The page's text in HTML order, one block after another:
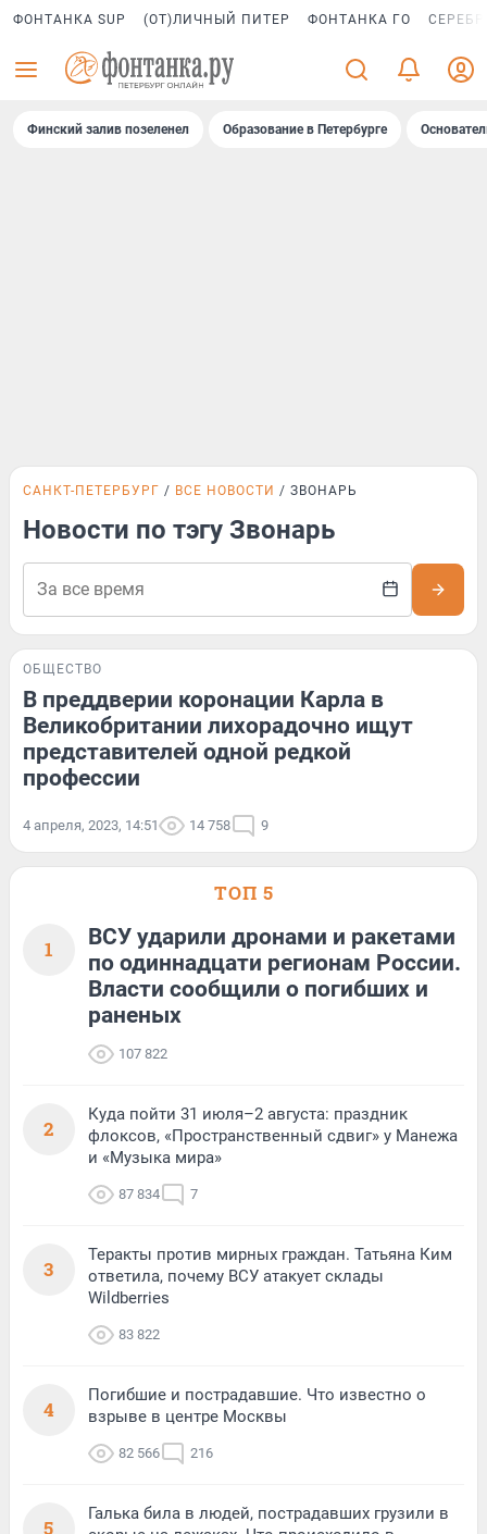
ФОНТАНКА SUP (ОТ)ЛИЧНЫЙ ПИТЕР ФОНТАНКА ГО
Финский залив позеленел Образование в Петербурге
САНКТ-ПЕТЕРБУРГ ВСЕ НОВОСТИ ЗВОНАРЬ
Новости по тэгу Звонарь
ОБЩЕСТВО
В преддверии коронации Карла в
Великобритании лихорадочно ищут
представителей одной редкой
профессии
4 апреля, 2023, 14:51 14 758 9
ТОП 5
1
ВСУ ударили дронами и ракетами
по одиннадцати регионам России.
Власти сообщили о погибших и
раненых
107 822
2
Куда пойти 31 июля–2 августа: праздник
флоксов, «Пространственный сдвиг» у Манежа
и «Музыка мира»
87 834 7
3
Теракты против мирных граждан. Татьяна Ким
ответила, почему ВСУ атакует склады
Wildberries
83 822
4
Погибшие и пострадавшие. Что известно о
взрыве в центре Москвы
82 566 216
5
Галька била в людей, пострадавших грузили в